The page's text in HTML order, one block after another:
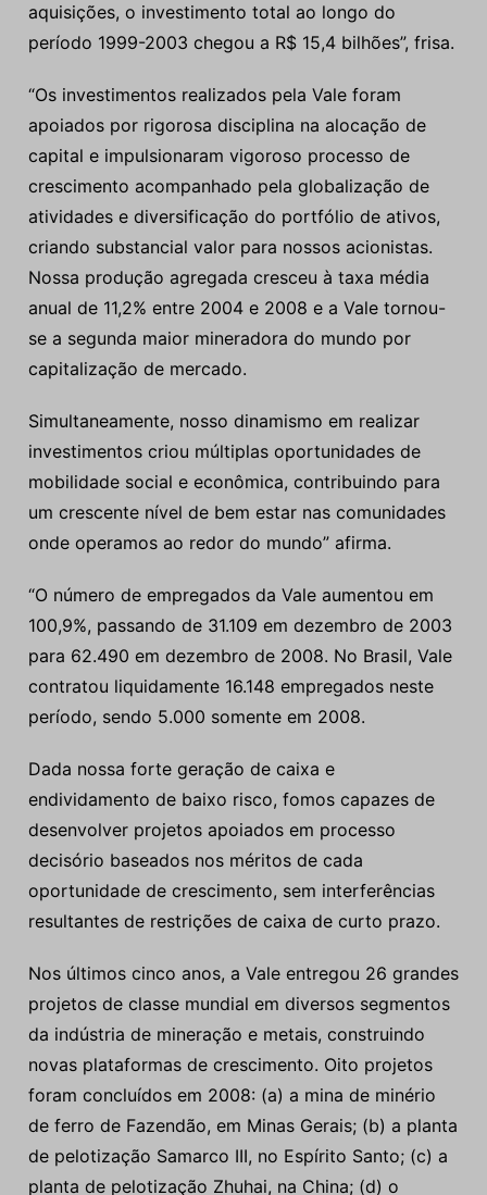
aquisições, o investimento total ao longo do
período 1999-2003 chegou a R$ 15,4 bilhões”, frisa.
“Os investimentos realizados pela Vale foram
apoiados por rigorosa disciplina na alocação de
capital e impulsionaram vigoroso processo de
crescimento acompanhado pela globalização de
atividades e diversificação do portfólio de ativos,
criando substancial valor para nossos acionistas.
Nossa produção agregada cresceu à taxa média
anual de 11,2% entre 2004 e 2008 e a Vale tornou-
se a segunda maior mineradora do mundo por
capitalização de mercado.
Simultaneamente, nosso dinamismo em realizar
investimentos criou múltiplas oportunidades de
mobilidade social e econômica, contribuindo para
um crescente nível de bem estar nas comunidades
onde operamos ao redor do mundo” afirma.
“O número de empregados da Vale aumentou em
100,9%, passando de 31.109 em dezembro de 2003
para 62.490 em dezembro de 2008. No Brasil, Vale
contratou liquidamente 16.148 empregados neste
período, sendo 5.000 somente em 2008.
Dada nossa forte geração de caixa e
endividamento de baixo risco, fomos capazes de
desenvolver projetos apoiados em processo
decisório baseados nos méritos de cada
oportunidade de crescimento, sem interferências
resultantes de restrições de caixa de curto prazo.
Nos últimos cinco anos, a Vale entregou 26 grandes
projetos de classe mundial em diversos segmentos
da indústria de mineração e metais, construindo
novas plataformas de crescimento. Oito projetos
foram concluídos em 2008: (a) a mina de minério
de ferro de Fazendão, em Minas Gerais; (b) a planta
de pelotização Samarco III, no Espírito Santo; (c) a
planta de pelotização Zhuhai, na China; (d) o